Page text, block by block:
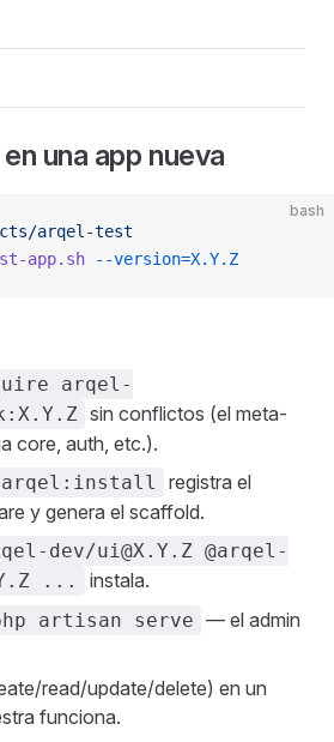
una app nueva
bash
arqel-test
app.sh --version=X.Y.Z
arqel-
sin conflictos (el meta-
core, auth, etc.).
arqel:install
registra el
y genera el scaffold.
dev/ui@X.Y.Z @arqel-
...
instala.
artisan serve — el admin
read/update/delete) en un
funciona.